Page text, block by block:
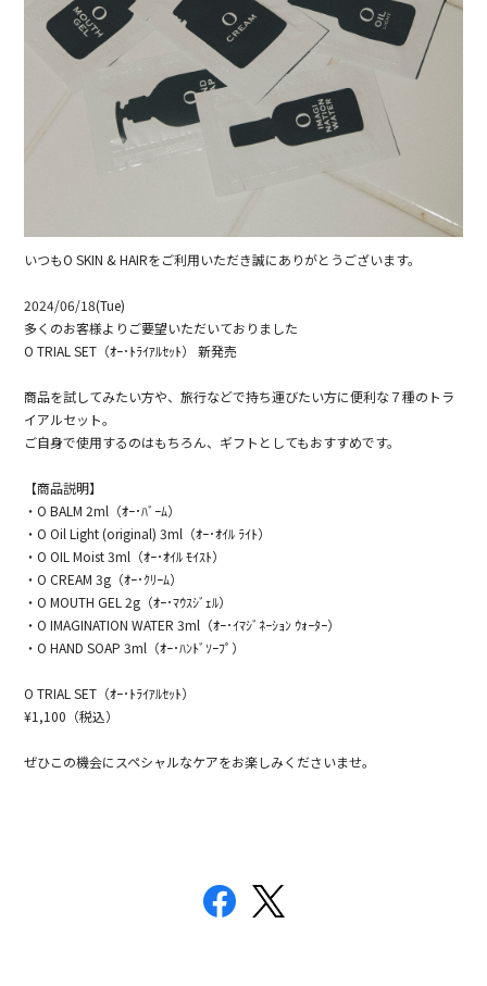
いつもO SKIN & HAIRをご利用いただき誠にありがとうございます。
2024/06/18(Tue)
多くのお客様よりご要望いただいておりました
O TRIAL SET（ｵｰ･ﾄﾗｲｱﾙｾｯﾄ） 新発売
商品を試してみたい方や、旅行などで持ち運びたい方に便利な７種のトラ
イアルセット。
ご自身で使用するのはもちろん、ギフトとしてもおすすめです。
【商品説明】
・O BALM 2ml（ｵｰ･ﾊﾞｰﾑ）
・O Oil Light (original) 3ml（ｵｰ･ｵｲﾙ ﾗｲﾄ）
・O OIL Moist 3ml（ｵｰ･ｵｲﾙ ﾓｲｽﾄ）
・O CREAM 3g（ｵｰ･ｸﾘｰﾑ）
・O MOUTH GEL 2g（ｵｰ･ﾏｳｽｼﾞｪﾙ）
・O IMAGINATION WATER 3ml（ｵｰ･ｲﾏｼﾞﾈｰｼｮﾝ ｳｫｰﾀｰ）
・O HAND SOAP 3ml（ｵｰ･ﾊﾝﾄﾞｿｰﾌﾟ）
O TRIAL SET（ｵｰ･ﾄﾗｲｱﾙｾｯﾄ）
¥1,100（税込）
ぜひこの機会にスペシャルなケアをお楽しみくださいませ。